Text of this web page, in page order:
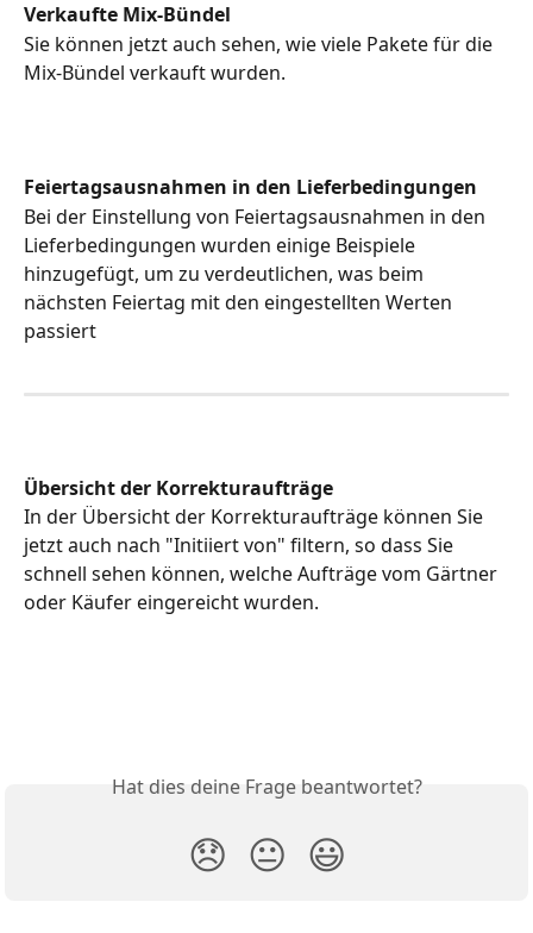
Verkaufte Mix-Bündel
Sie können jetzt auch sehen, wie viele Pakete für die
Mix-Bündel verkauft wurden.
Feiertagsausnahmen in den Lieferbedingungen
Bei der Einstellung von Feiertagsausnahmen in den
Lieferbedingungen wurden einige Beispiele
hinzugefügt, um zu verdeutlichen, was beim
nächsten Feiertag mit den eingestellten Werten
passiert
Übersicht der Korrekturaufträge
In der Übersicht der Korrekturaufträge können Sie
jetzt auch nach "Initiiert von" filtern, so dass Sie
schnell sehen können, welche Aufträge vom Gärtner
oder Käufer eingereicht wurden.
Hat dies deine Frage beantwortet?
😞 😐 😃